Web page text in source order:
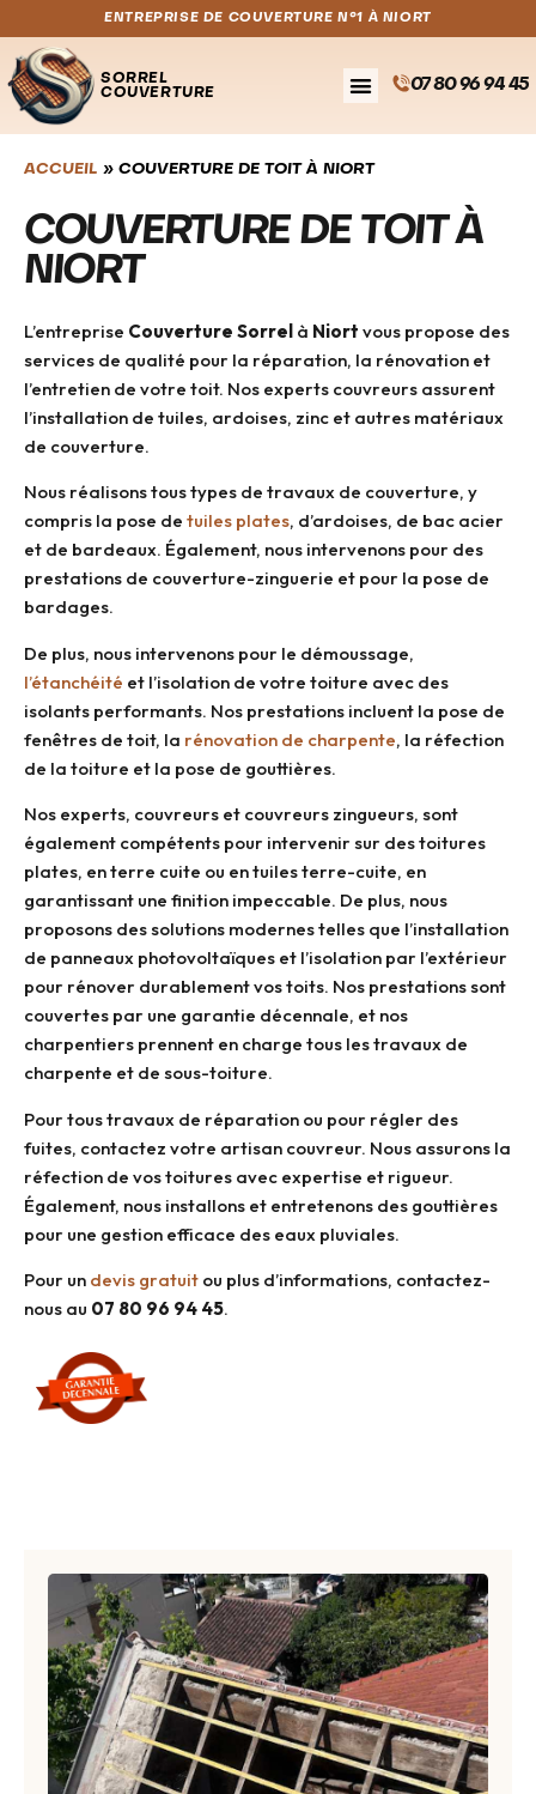
ENTREPRISE DE COUVERTURE N°1 À NIORT
SORREL
COUVERTURE
07 80 96 94 45
ACCUEIL » COUVERTURE DE TOIT À NIORT
COUVERTURE DE TOIT À
NIORT
L’entreprise Couverture Sorrel à Niort vous propose des
services de qualité pour la réparation, la rénovation et
l’entretien de votre toit. Nos experts couvreurs assurent
l’installation de tuiles, ardoises, zinc et autres matériaux
de couverture.
Nous réalisons tous types de travaux de couverture, y
compris la pose de tuiles plates, d’ardoises, de bac acier
et de bardeaux. Également, nous intervenons pour des
prestations de couverture-zinguerie et pour la pose de
bardages.
De plus, nous intervenons pour le démoussage,
l’étanchéité et l’isolation de votre toiture avec des
isolants performants. Nos prestations incluent la pose de
fenêtres de toit, la rénovation de charpente, la réfection
de la toiture et la pose de gouttières.
Nos experts, couvreurs et couvreurs zingueurs, sont
également compétents pour intervenir sur des toitures
plates, en terre cuite ou en tuiles terre-cuite, en
garantissant une finition impeccable. De plus, nous
proposons des solutions modernes telles que l’installation
de panneaux photovoltaïques et l’isolation par l’extérieur
pour rénover durablement vos toits. Nos prestations sont
couvertes par une garantie décennale, et nos
charpentiers prennent en charge tous les travaux de
charpente et de sous-toiture.
Pour tous travaux de réparation ou pour régler des
fuites, contactez votre artisan couvreur. Nous assurons la
réfection de vos toitures avec expertise et rigueur.
Également, nous installons et entretenons des gouttières
pour une gestion efficace des eaux pluviales.
Pour un devis gratuit ou plus d’informations, contactez-
nous au 07 80 96 94 45.